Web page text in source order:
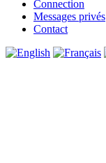
Connection
Messages privés
Contact